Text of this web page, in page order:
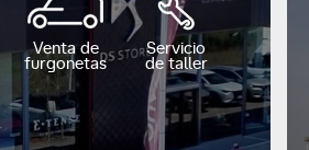
Venta de
furgonetas
Servicio
de taller